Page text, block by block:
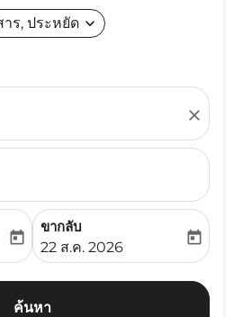
าร, ประหยัด expand_more
close
date-aria-label
today
ขากลับ
fc-booking-return-date-
22 ส.ค. 2026
today
ค้นหา